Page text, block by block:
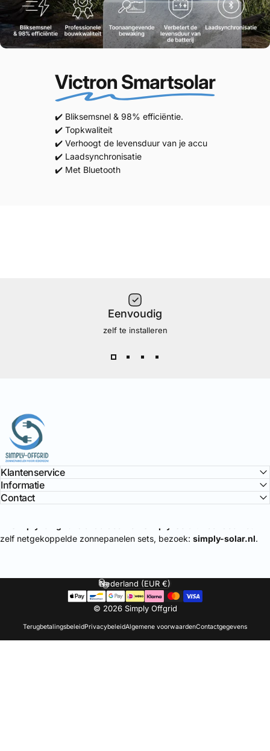
Victron Smartsolar
✔️ Bliksemsnel & 98% efficiëntie.
✔️ Topkwaliteit
✔️ Verhoogt de levensduur van je accu
✔️ Laadsynchronisatie
✔️ Met Bluetooth
Eenvoudig
zelf te installeren
Simply Offgrid
Klantenservice
Informatie
Contact
zelf netgekoppelde zonnepanelen sets, bezoek: simply-solar.nl.
© 2026 Simply Offgrid
TerugbetalingsbeleidPrivacybeleidAlgemene voorwaardenContactgegevens
Land/regio
Nederland (EUR €)